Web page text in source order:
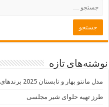
نوشته‌های تازه
مدل مانتو بهار و تابستان 2025 برندهای ایرانی
طرز تهیه حلوای شیر مجلسی